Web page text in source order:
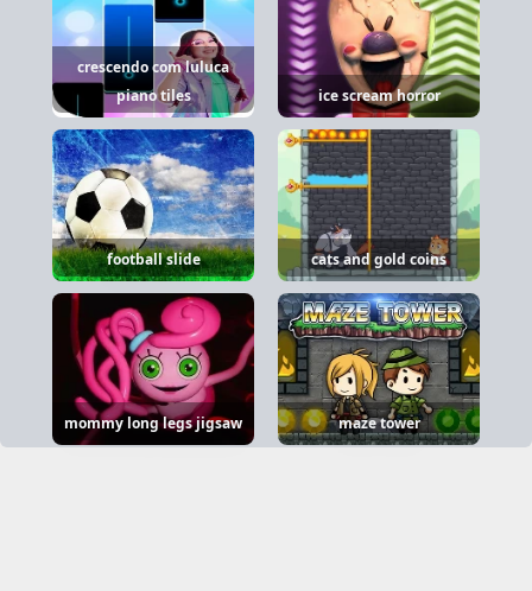
crescendo com luluca
piano tiles
ice scream horror
football slide cats and gold coins
mommy long legs jigsaw maze tower